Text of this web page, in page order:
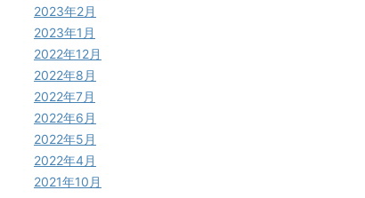
2023年2月
2023年1月
2022年12月
2022年8月
2022年7月
2022年6月
2022年5月
2022年4月
2021年10月